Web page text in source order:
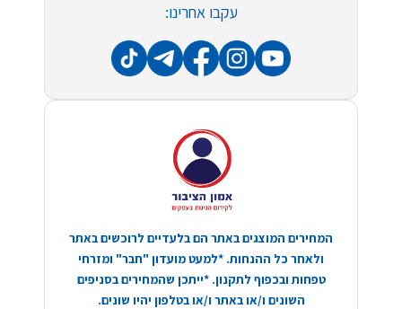
עקבו אחרינו:
המחירים המוצגים באתר הם בלעדיים לרוכשים באתר
ולאחר כל ההנחות. *למעט מועדון "חבר" ומזרחי
טפחות ובכפוף לתקנון. *ייתכן שהמחירים בסניפים
השונים ו/או באתר ו/או בטלפון יהיו שונים.